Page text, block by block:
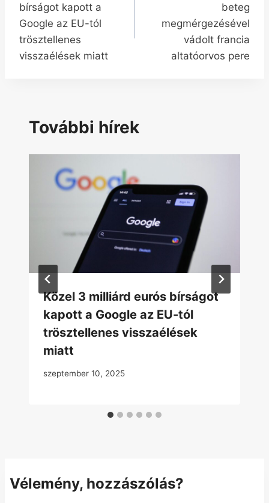
bírságot kapott a
Google az EU-tól
trösztellenes
visszaélések miatt
beteg
megmérgezésével
vádolt francia
altatóorvos pere
További hírek
Közel 3 milliárd eurós bírságot
kapott a Google az EU-tól
trösztellenes visszaélések
miatt
szeptember 10, 2025
Vélemény, hozzászólás?